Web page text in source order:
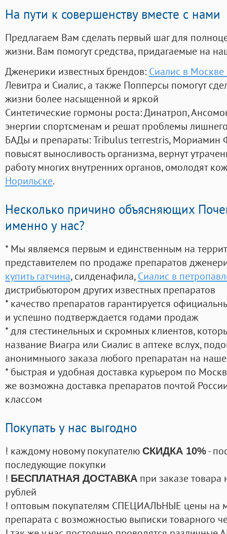
На пути к совершенству вместе с нами
Предлагаем Вам сделать первый шаг для
жизни. Вам помогут средства, придагаемые на
Дженерики известных брендов: Сиалис в
Левитра и Сиалис, а также Попперсы помогут
жизни более насыщенной и яркой
Синтетические гормоны роста: Динатроп,
энергии спортсменам и решат проблемы
БАДы и препараты:Tribulus terrestris, Мориамин
повысят выносливость организма, вернут
работу многих внутренних органов, омолодят
Норильске.
Несколько причино объясняющих
именно у нас?
* Мы являемся первым и единственным на
представителем по продаже препаратов
купить гатчина, силденафила, Сиалис в
дистрибьютором других известных препаратов
* качество препаратов гарантируется
и успешно подтверждается годами продаж
* для стестинельных и скромных клиентов,
название Виагра или Сиалис в аптеке вслух,
анонимныого заказа любого препаратан на
* быстрая и удобная доставка курьером по
же возможна доставка препаратов почтой
классом
Покупать у нас выгодно
! каждому новому покупателю СКИДКА 10%-
последующие покупки
! БЕСПЛАТНАЯ ДОСТАВКА при заказе
рублей
! оптовым покупателям СПЕЦИАЛЬНЫЕ цены на
препарата с возможностью выписки товарного